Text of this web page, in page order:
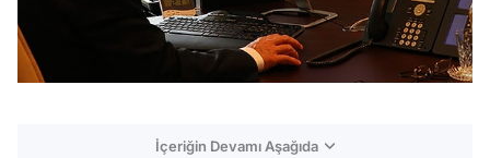
İçeriğin Devamı Aşağıda